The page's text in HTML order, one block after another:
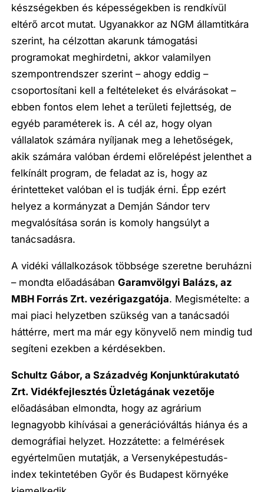
készségekben és képességekben is rendkívül
eltérő arcot mutat. Ugyanakkor az NGM államtitkára
szerint, ha célzottan akarunk támogatási
programokat meghirdetni, akkor valamilyen
szempontrendszer szerint – ahogy eddig –
csoportosítani kell a feltételeket és elvárásokat –
ebben fontos elem lehet a területi fejlettség, de
egyéb paraméterek is. A cél az, hogy olyan
vállalatok számára nyíljanak meg a lehetőségek,
akik számára valóban érdemi előrelépést jelenthet a
felkínált program, de feladat az is, hogy az
érintetteket valóban el is tudják érni. Épp ezért
helyez a kormányzat a Demján Sándor terv
megvalósítása során is komoly hangsúlyt a
tanácsadásra.
A vidéki vállalkozások többsége szeretne beruházni
– mondta előadásábanGaramvölgyi Balázs, az
MBH Forrás Zrt. vezérigazgatója. Megismételte: a
mai piaci helyzetben szükség van a tanácsadói
háttérre, mert ma már egy könyvelő nem mindig tud
segíteni ezekben a kérdésekben.
Schultz Gábor, a Századvég Konjunktúrakutató
Zrt. Vidékfejlesztés Üzletágának vezetője
előadásában elmondta, hogy az agrárium
legnagyobb kihívásai a generációváltás hiánya és a
demográfiai helyzet. Hozzátette: a felmérések
egyértelműen mutatják, a Versenyképestudás-
index tekintetében Győr és Budapest környéke